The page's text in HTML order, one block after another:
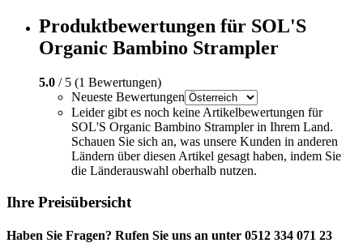
Produktbewertungen für SOL'S
Organic Bambino Strampler
5.0 / 5 (1 Bewertungen)
Neueste Bewertungen
Leider gibt es noch keine Artikelbewertungen für
SOL'S Organic Bambino Strampler in Ihrem Land.
Schauen Sie sich an, was unsere Kunden in anderen
Ländern über diesen Artikel gesagt haben, indem Sie
die Länderauswahl oberhalb nutzen.
Ihre Preisübersicht
Haben Sie Fragen? Rufen Sie uns an unter 0512 334 071 23